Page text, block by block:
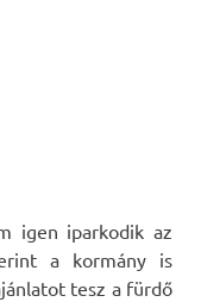
igen iparkodik az
a kormány is
tesz a fürdő